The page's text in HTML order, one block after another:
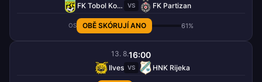
FK Tobol Kostanaj VS FK Partizan
OS OBĚ SKÓRUJÍ ANO 61%
13. 8.16:00
Ilves VS HNK Rijeka